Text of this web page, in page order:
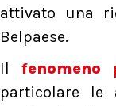
attivato una
Belpaese.
Ilfenomeno
particolare le